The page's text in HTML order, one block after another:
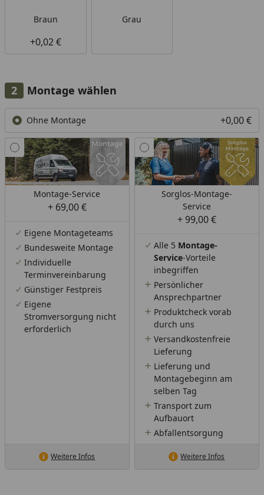
Braun
+0,02 €
Grau
Montage wählen
Ohne Montage +0,00 €
Montage-Service
+ 69,00 €
Eigene Montageteams
Bundesweite Montage
Individuelle
Terminvereinbarung
Günstiger Festpreis
Eigene
Stromversorgung nicht
erforderlich
Weitere Infos
Sorglos-Montage-
Service
+ 99,00 €
Alle 5 Montage-
Service-Vorteile
inbegriffen
Persönlicher
Ansprechpartner
Produktcheck vorab
durch uns
Versandkostenfreie
Lieferung
Lieferung und
Montagebeginn am
selben Tag
Transport zum
Aufbauort
Abfallentsorgung
Weitere Infos